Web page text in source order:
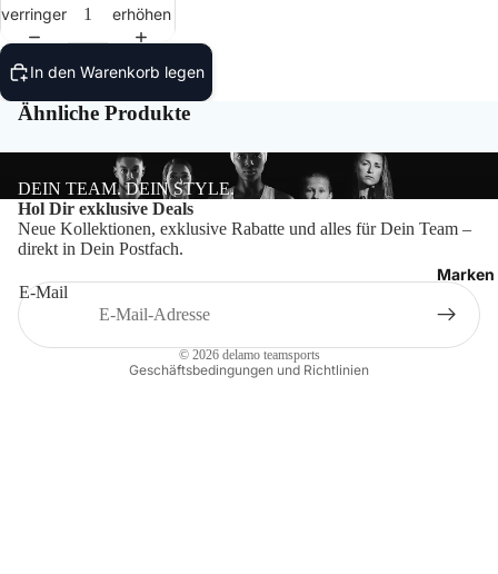
Marken
verringern
erhöhen
In den Warenkorb legen
Ähnliche Produkte
DEIN TEAM. DEIN STYLE.
Hol Dir exklusive Deals
Neue Kollektionen, exklusive Rabatte und alles für Dein Team –
direkt in Dein Postfach.
E-Mail
© 2026 delamo teamsports
Geschäftsbedingungen und Richtlinien
Datenschutzerklärung
Impressum
Kontaktinformationen